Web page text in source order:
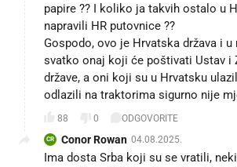
papire ?? I koliko ja takvih ostalo u
napravili HR putovnice ??
Gospodo, ovo je Hrvatska država i
svatko onaj koji će poštivati Ustav i
države, a oni koji su u Hrvatsku
odlazili na traktorima sigurno nije
88 0 ODGOVORITE
CR Conor Rowan 04.08.2025.
Ima dosta Srba koji su se vratili,